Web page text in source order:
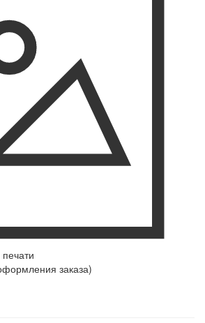
заказа)